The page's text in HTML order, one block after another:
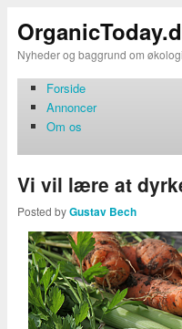
Nyheder og baggrund om
Forside
Annoncer
Om os
Vi vil lære at
Posted byGustav Bech